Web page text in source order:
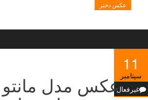
عکس دختر
11
سپتامبر
غیرفعالعکس مدل